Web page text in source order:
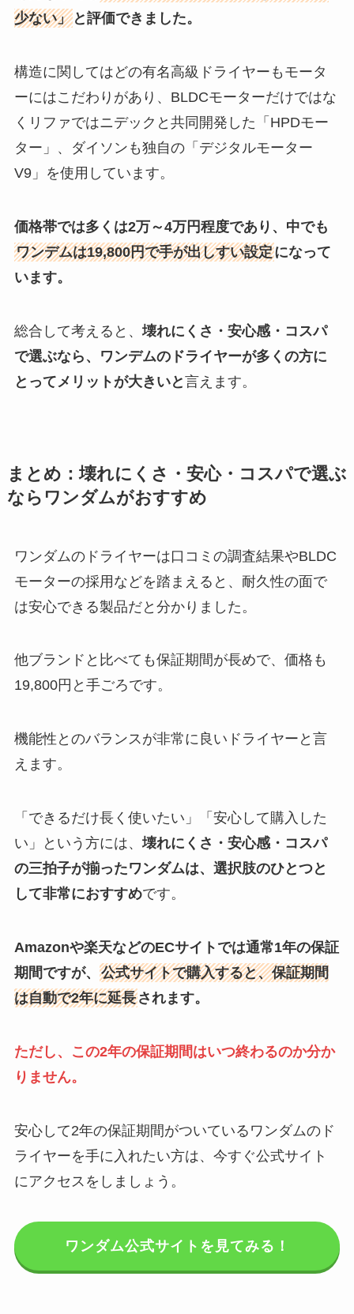
少ない」と評価できました。
構造に関してはどの有名高級ドライヤーもモータ
ーにはこだわりがあり、BLDCモーターだけではな
くリファではニデックと共同開発した「HPDモー
ター」、ダイソンも独自の「デジタルモーター
V9」を使用しています。
価格帯では多くは2万～4万円程度であり、中でも
ワンデムは19,800円で手が出しすい設定になって
います。
総合して考えると、 壊れにくさ・安心感・コスパ
で選ぶなら、ワンデムのドライヤーが多くの方に
とってメリットが大きいと言えます。
まとめ：壊れにくさ・安心・コスパで選ぶ
ならワンダムがおすすめ
ワンダムのドライヤーは口コミの調査結果やBLDC
モーターの採用などを踏まえると、耐久性の面で
は安心できる製品だと分かりました。
他ブランドと比べても保証期間が長めで、価格も
19,800円と手ごろです。
機能性とのバランスが非常に良いドライヤーと言
えます。
「できるだけ長く使いたい」「安心して購入した
い」という方には、 壊れにくさ・安心感・コスパ
の三拍子が揃ったワンダムは、選択肢のひとつと
して非常におすすめです。
Amazonや楽天などのECサイトでは通常1年の保証
期間ですが、 公式サイトで購入すると、保証期間
は自動で2年に延長されます。
ただし、この2年の保証期間はいつ終わるのか分か
りません。
安心して2年の保証期間がついているワンダムのド
ライヤーを手に入れたい方は、今すぐ公式サイト
にアクセスをしましょう。
ワンダム公式サイトを見てみる！